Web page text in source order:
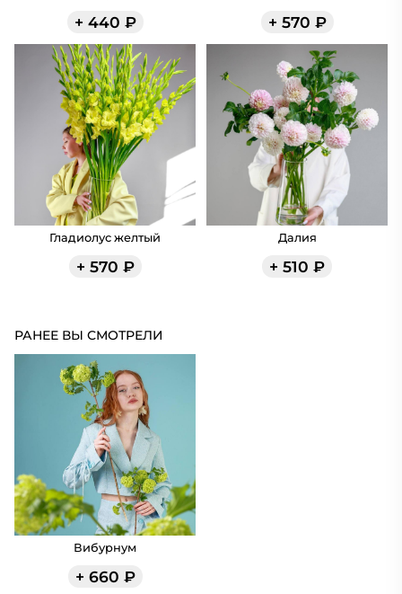
+ 440 ₽ + 570 ₽
Гладиолус желтый
+ 570 ₽
Далия
+ 510 ₽
РАНЕЕ ВЫ СМОТРЕЛИ
Вибурнум
+ 660 ₽